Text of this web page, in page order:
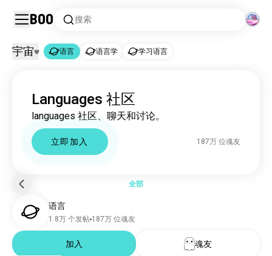
Boo 搜索
语言
语言学
学习语言
宇宙 语言 语言学 学习语言
Languages 社区
languages 社区、聊天和讨论。
立即加入 187万 位魂友
全部
语言
1.8万 个发帖 187万 位魂友
加入
魂友